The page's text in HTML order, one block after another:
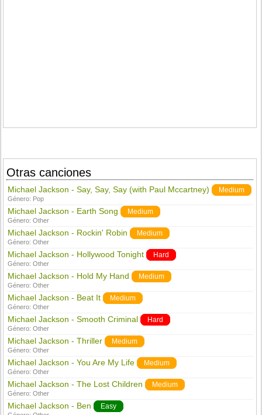
Otras canciones
Michael Jackson - Say, Say, Say (with Paul Mccartney) Medium
Género: Pop
Michael Jackson - Earth Song Medium
Género:Other
Michael Jackson - Rockin' Robin Medium
Género:Other
Michael Jackson - Hollywood Tonight Hard
Género:Other
Michael Jackson - Hold My Hand Medium
Género:Other
Michael Jackson - Beat It Medium
Género:Other
Michael Jackson - Smooth Criminal Hard
Género:Other
Michael Jackson - Thriller Medium
Género:Other
Michael Jackson - You Are My Life Medium
Género:Other
Michael Jackson - The Lost Children Medium
Género:Other
Michael Jackson - Ben Easy